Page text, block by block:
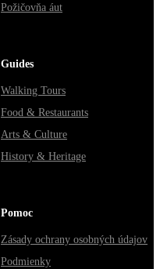
Požičovňa áut
Guides
Walking Tours
Food & Restaurants
Arts & Culture
History & Heritage
Pomoc
Zásady ochrany osobných údajov
Podmienky